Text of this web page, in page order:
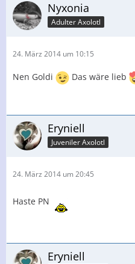
Nyxonia
Adulter Axolotl
24. März 2014 um 10:15
Nen Goldi Das wäre lieb
Eryniell
Juveniler Axolotl
24. März 2014 um 20:45
Haste PN
Eryniell